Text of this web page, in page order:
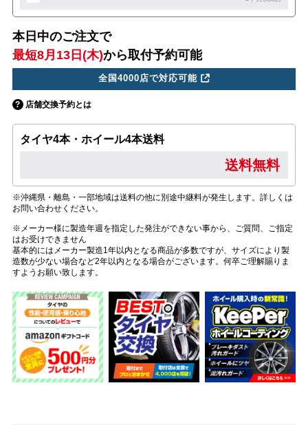
本日中のご注文で
最短8月13日(木)から取付予約可能
全国4000店で対応可能
店舗交換予約とは
タイヤ4本・ホイール4本送料
送料無料
※沖縄県・離島・一部地域は送料の他に別途中継料が発生します。詳しくは
お問い合わせください。
※メーカー様に製造年週を指定した発注ができない事から、ご質問、ご指定
はお受けできません
基本的にはメーカー製造1年以内となる商品が多数ですが、サイズにより製
造数が少ない場合など2年以内となる場合がございます。何卒ご理解賜りま
すようお願い致します。